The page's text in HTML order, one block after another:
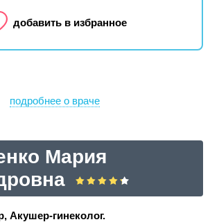
добавить в избранное
подробнее о враче
Мария
Акушер-гинеколог.